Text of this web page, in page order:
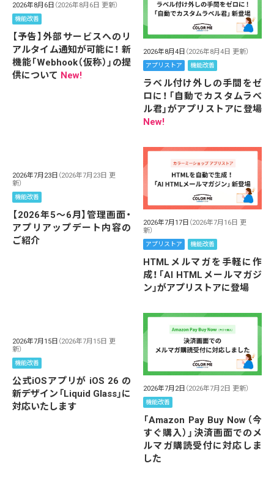
2026年8月6日 （2026年8月6日 更新）
機能改善
【予告】外部サービスへのリ
アルタイム通知が可能に！ 新
機能「Webhook（仮称）」の提
供について New!
2026年8月4日 （2026年8月4日 更新）
アプリストア 機能改善
ラベル付け外しの手間をゼ
ロに！「自動でカスタムラベ
ル君」がアプリストアに登場
New!
2026年7月23日 （2026年7月23日 更
新）
機能改善
【2026年5～6月】管理画面・
アプリアップデート内容の
ご紹介
2026年7月17日 （2026年7月16日 更
新）
アプリストア 機能改善
HTMLメルマガを手軽に作
成！「AI HTMLメールマガジ
ン」がアプリストアに登場
2026年7月15日 （2026年7月15日 更
新）
機能改善
公式iOSアプリが iOS 26 の
新デザイン「Liquid Glass」に
対応いたします
2026年7月2日 （2026年7月2日 更新）
機能改善
「Amazon Pay Buy Now（今
すぐ購入）」決済画面でのメ
ルマガ購読受付に対応しま
した